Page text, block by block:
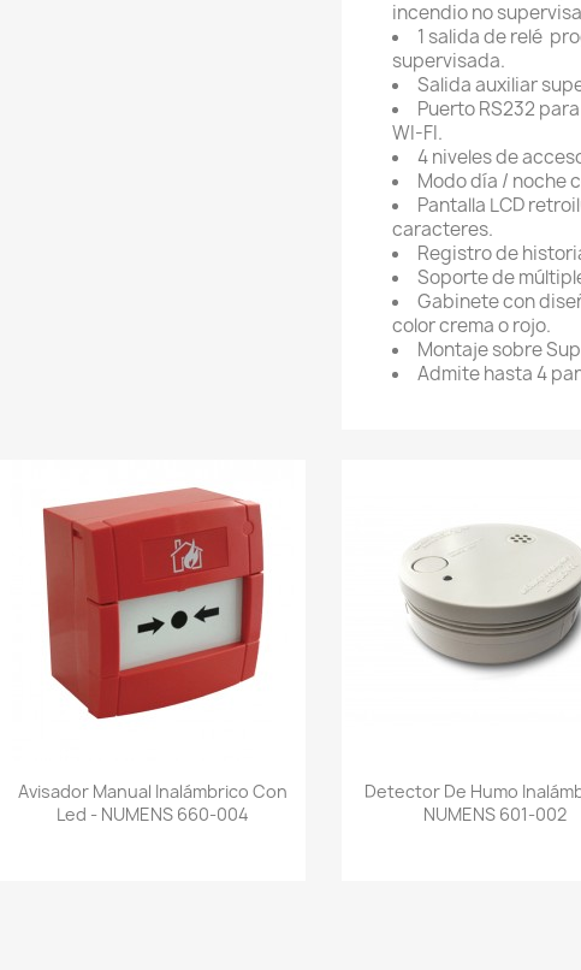
incendio no
1 salida de relé
supervisada.
Salida auxiliar
Puerto RS232
WI-FI.
4 niveles de
Modo día / noche
Pantalla LCD
caracteres.
Registro de
Soporte de
Gabinete con
color crema o rojo.
Montaje sobre
Admite hasta 4
Vista rápida
Avisador Manual Inalámbrico Con
Led - NUMENS 660-004
Vista rápida
Detector De Humo
NUMENS 601-002